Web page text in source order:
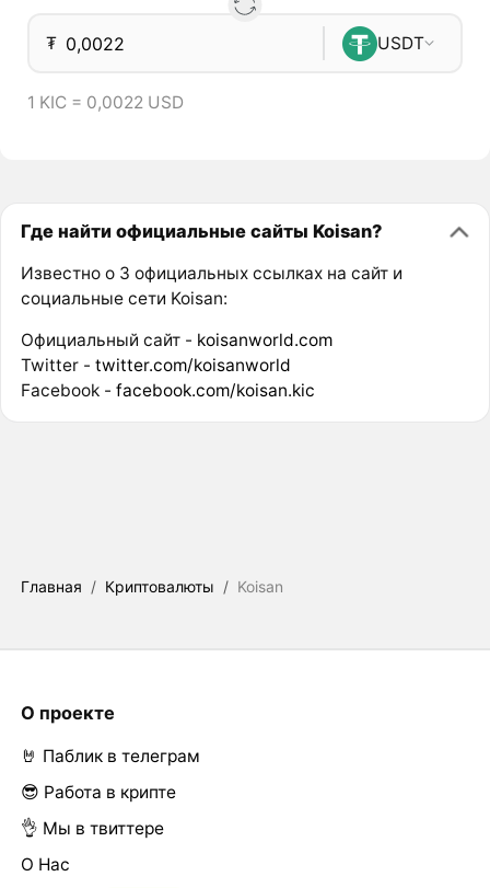
₮ USDT
1 KIC = 0,0022 USD
Где найти официальные сайты Koisan?
Известно о 3 официальных ссылках на сайт и
социальные сети Koisan:
Официальный сайт - koisanworld.com
Twitter - twitter.com/koisanworld
Facebook - facebook.com/koisan.kic
Главная / Криптовалюты / Koisan
О проекте
🤘 Паблик в телеграм
😎 Работа в крипте
👌 Мы в твиттере
О Нас